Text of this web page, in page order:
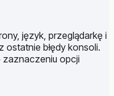
język, przeglądarkę i
ostatnie błędy konsoli.
zaznaczeniu opcji